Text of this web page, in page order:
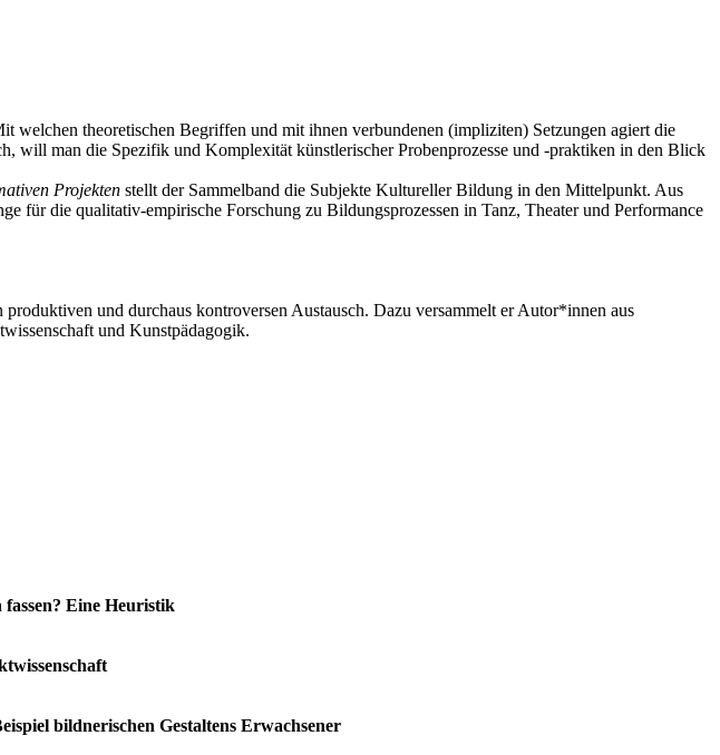
welchen theoretischen Begriffen und mit ihnen verbundenen (impliziten) Setzungen agiert die
will man die Spezifik und Komplexität künstlerischer Probenprozesse und -praktiken in den Blick
Projekten stellt der Sammelband die Subjekte Kultureller Bildung in den Mittelpunkt. Aus
für die qualitativ-empirische Forschung zu Bildungsprozessen in Tanz, Theater und Performance
und durchaus kontroversen Austausch. Dazu versammelt er Autor*innen aus
und Kunstpädagogik.
fassen? Eine Heuristik
bildnerischen Gestaltens Erwachsener